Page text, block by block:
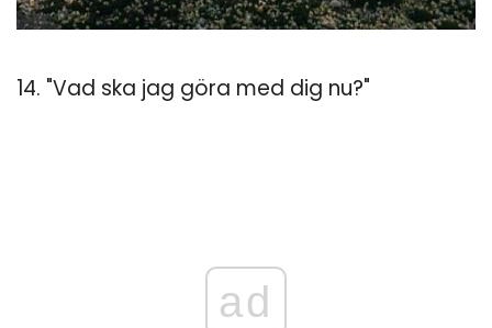
14. "Vad ska jag göra med dig nu?"
ad